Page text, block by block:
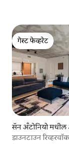
गेस्ट फेव्हरेट
गेस्ट फेव्हरेट
सॅन अँटोनियो मधील
डाउनटाउन